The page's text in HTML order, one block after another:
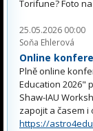
Torifune? Foto na
25.05.2026 00:00
Soňa Ehlerová
Online
Plně online
Education 2026"
Shaw-IAU
zapojit a časem
https://